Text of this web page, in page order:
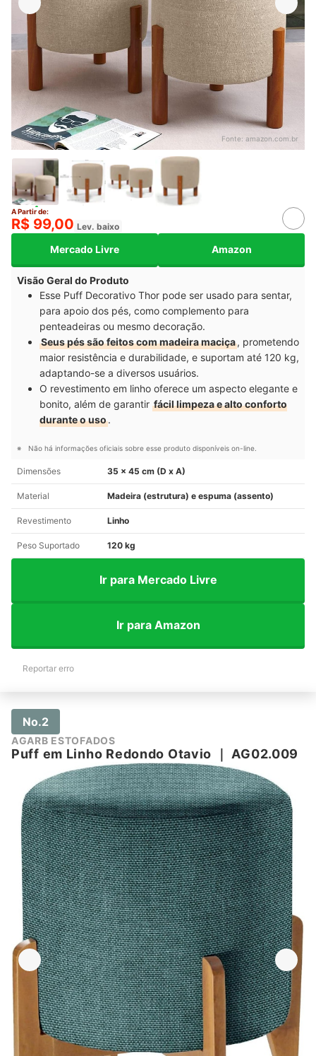
Fonte: amazon.com.br
A Partir de:
R$ 99,00 Lev. baixo
Mercado Livre Amazon
Visão Geral do Produto
Esse Puff Decorativo Thor pode ser usado para sentar,
para apoio dos pés, como complemento para
penteadeiras ou mesmo decoração.
Seus pés são feitos com madeira maciça, prometendo
maior resistência e durabilidade, e suportam até 120 kg,
adaptando-se a diversos usuários.
O revestimento em linho oferece um aspecto elegante e
bonito, além de garantir fácil limpeza e alto conforto
durante o uso.
Não há informações oficiais sobre esse produto disponíveis on-line.
Dimensões 35 x 45 cm (D x A)
Material Madeira (estrutura) e espuma (assento)
Revestimento Linho
Peso Suportado 120 kg
Ir para Mercado Livre
Ir para Amazon
Reportar erro
No.2
AGARB ESTOFADOS
Puff em Linho Redondo Otavio AG02.009